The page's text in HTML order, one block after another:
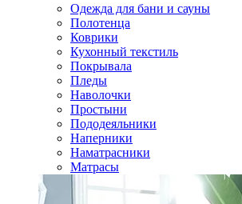
Одежда для бани и сауны
Полотенца
Коврики
Кухонный текстиль
Покрывала
Пледы
Наволочки
Простыни
Пододеяльники
Наперники
Наматрасники
Матрасы